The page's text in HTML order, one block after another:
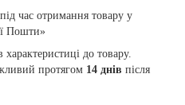
час отримання товару у
Пошти»
до товару.
протягом 14 днів після